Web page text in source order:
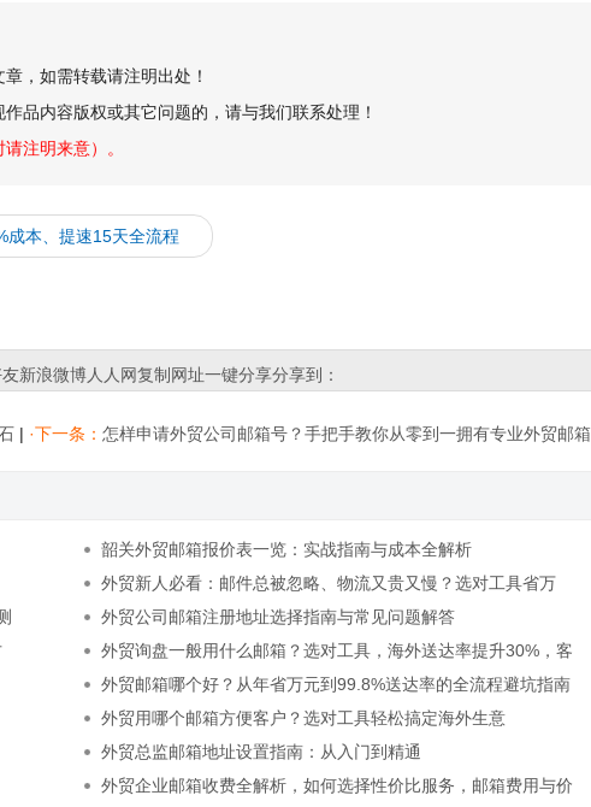
，如需转载请注明出处！
品内容版权或其它问题的，请与我们联系处理！
注明来意）。
成本、提速15天全流程
新浪微博人人网复制网址一键分享分享到：
| ·下一条： 怎样申请外贸公司邮箱号？手把手教你从零到一拥有专业外贸邮箱
韶关外贸邮箱报价表一览：实战指南与成本全解析
外贸新人必看：邮件总被忽略、物流又贵又慢？选对工具省万
元、提速7天签收
外贸公司邮箱注册地址选择指南与常见问题解答
外贸询盘一般用什么邮箱？选对工具，海外送达率提升30%，客
户信任度倍增
外贸邮箱哪个好？从年省万元到99.8%送达率的全流程避坑指南
外贸用哪个邮箱方便客户？选对工具轻松搞定海外生意
外贸总监邮箱地址设置指南：从入门到精通
外贸企业邮箱收费全解析，如何选择性价比服务，邮箱费用与价